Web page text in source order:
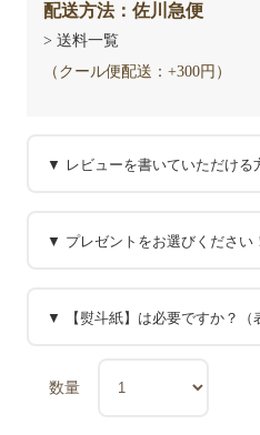
配送方法：佐川急便
> 送料一覧
（クール便配送：+300円）
数量